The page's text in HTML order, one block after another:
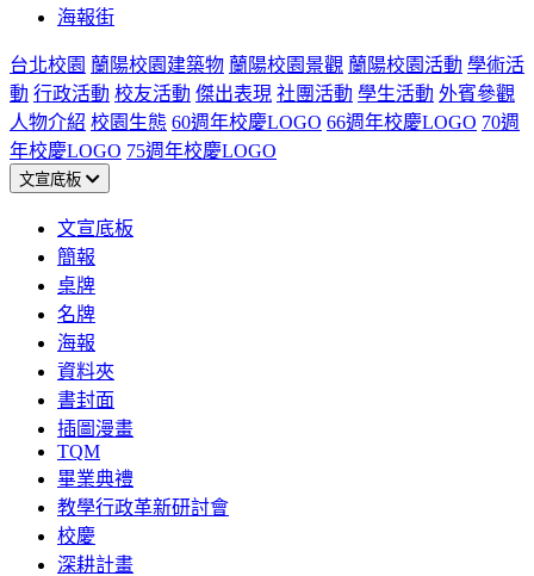
海報街
台北校園 蘭陽校園建築物 蘭陽校園景觀 蘭陽校園活動 學術活
動 行政活動 校友活動 傑出表現 社團活動 學生活動 外賓參觀
人物介紹 校園生態 60週年校慶LOGO 66週年校慶LOGO 70週
年校慶LOGO 75週年校慶LOGO
文宣底板
文宣底板
簡報
桌牌
名牌
海報
資料夾
書封面
插圖漫畫
TQM
畢業典禮
教學行政革新研討會
校慶
深耕計畫